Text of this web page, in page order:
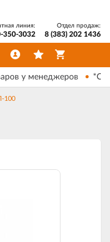
линия:
350-3032
Отдел продаж:
8 (383) 202 1436
у менеджеров
100